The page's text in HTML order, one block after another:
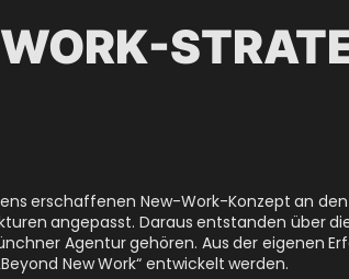
erschaffenen New-Work-Konzept an
angepasst. Daraus entstanden über
Agentur gehören. Aus der eigenen
New Work“ entwickelt werden.